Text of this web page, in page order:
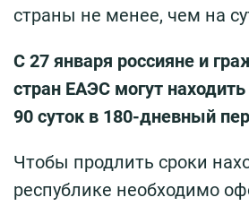
страны не менее, чем на
С 27 января россияне и
стран ЕАЭС могут
90 суток в 180-дневный
Чтобы продлить сроки
республике необходимо